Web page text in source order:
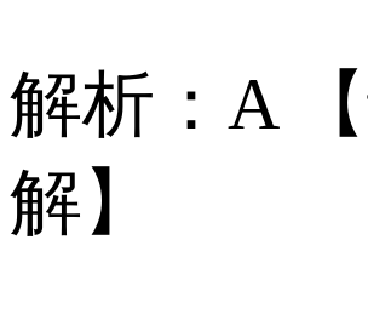
解析：A
解】